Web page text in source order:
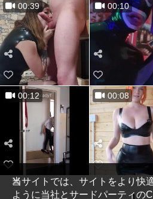
00:39 00:10
00:12 00:08
当サイトでは、サイトをより快
ように当社とサードパーティの